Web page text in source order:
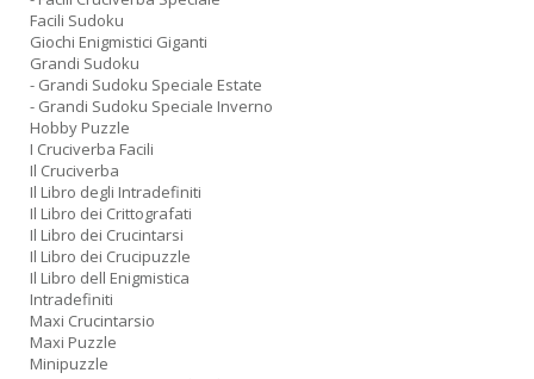
Facili Sudoku
Giochi Enigmistici Giganti
Grandi Sudoku
- Grandi Sudoku Speciale Estate
- Grandi Sudoku Speciale Inverno
Hobby Puzzle
I Cruciverba Facili
Il Cruciverba
Il Libro degli Intradefiniti
Il Libro dei Crittografati
Il Libro dei Crucintarsi
Il Libro dei Crucipuzzle
Il Libro dell Enigmistica
Intradefiniti
Maxi Crucintarsio
Maxi Puzzle
Minipuzzle